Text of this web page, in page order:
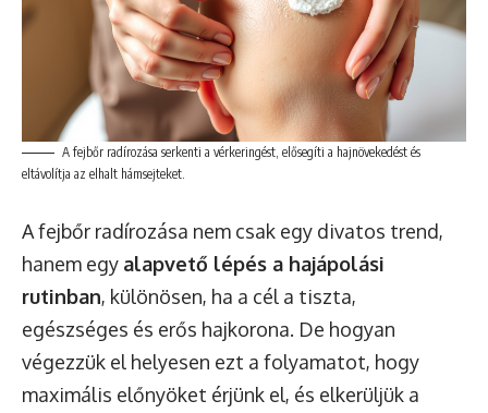
A fejbőr radírozása serkenti a vérkeringést, elősegíti a hajnövekedést és
eltávolítja az elhalt hámsejteket.
A fejbőr radírozása nem csak egy divatos trend,
hanem egy alapvető lépés a hajápolási
rutinban, különösen, ha a cél a tiszta,
egészséges és erős hajkorona. De hogyan
végezzük el helyesen ezt a folyamatot, hogy
maximális előnyöket érjünk el, és elkerüljük a